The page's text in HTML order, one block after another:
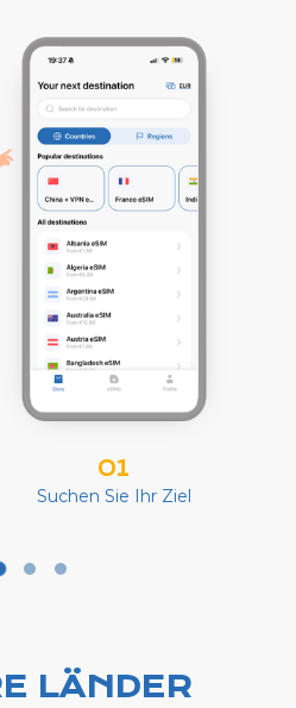
01
Suchen Sie Ihr Ziel
LÄNDER